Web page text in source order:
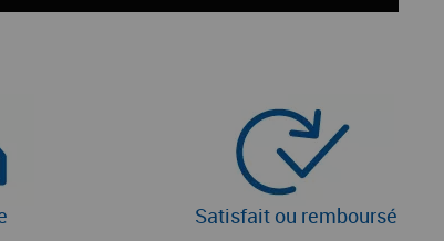
Satisfait ou remboursé